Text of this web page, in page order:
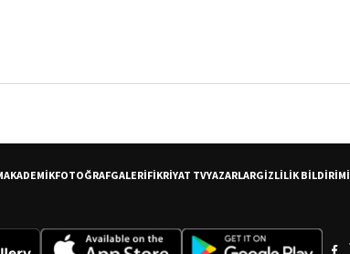
AKADEMİKFOTOĞRAFGALERİFİKRİYAT TVYAZARLARGİZLİLİK BİLDİRİMİ